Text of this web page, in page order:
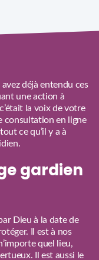
déjà entendu ces
une action à
la voix de votre
consultation en ligne
ce qu’il y a à
gardien
Dieu à la date de
Il est à nos
quel lieu,
Il est aussi le